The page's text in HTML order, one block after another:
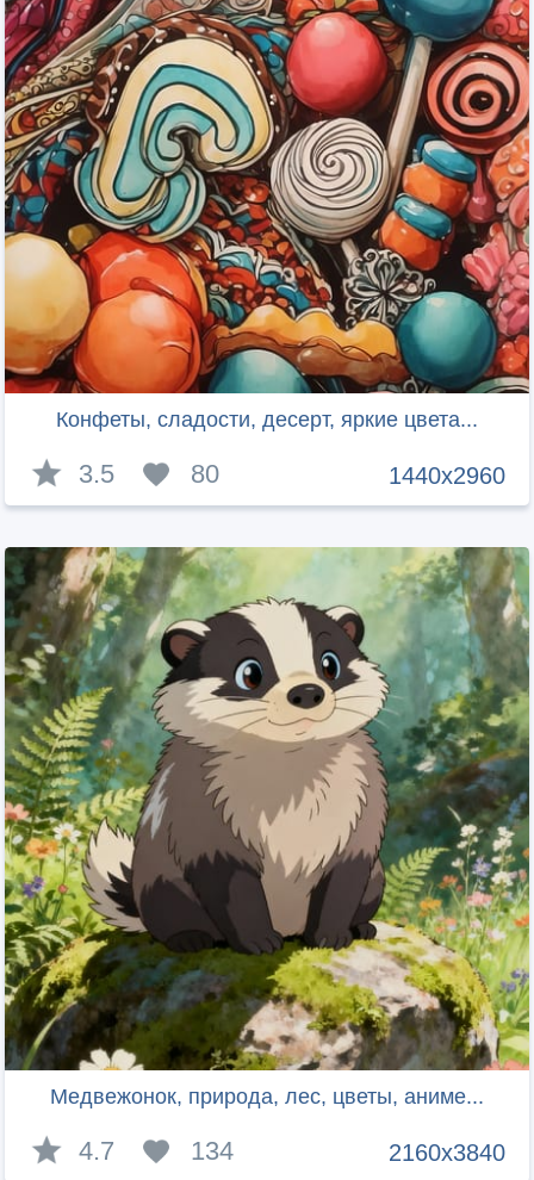
Конфеты, сладости, десерт, яркие цвета...
1440x2960
3.5 80
Медвежонок, природа, лес, цветы, аниме...
2160x3840
4.7 134